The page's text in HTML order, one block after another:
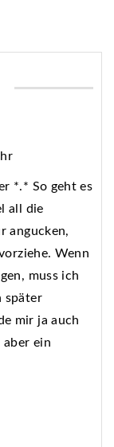
*.* So geht es
all die
angucken,
Wenn
muss ich
später
mir ja auch
aber ein